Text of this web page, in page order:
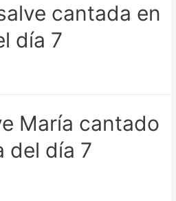
cantada en
día 7
María cantado
del día 7